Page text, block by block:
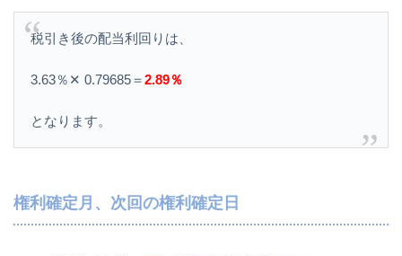
税引き後の配当利回りは、
3.63％✕ 0.79685＝2.89％
となります。
権利確定月、次回の権利確定日